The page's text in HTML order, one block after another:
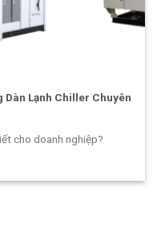
Dàn Lạnh Chiller Chuyên
cho doanh nghiệp?